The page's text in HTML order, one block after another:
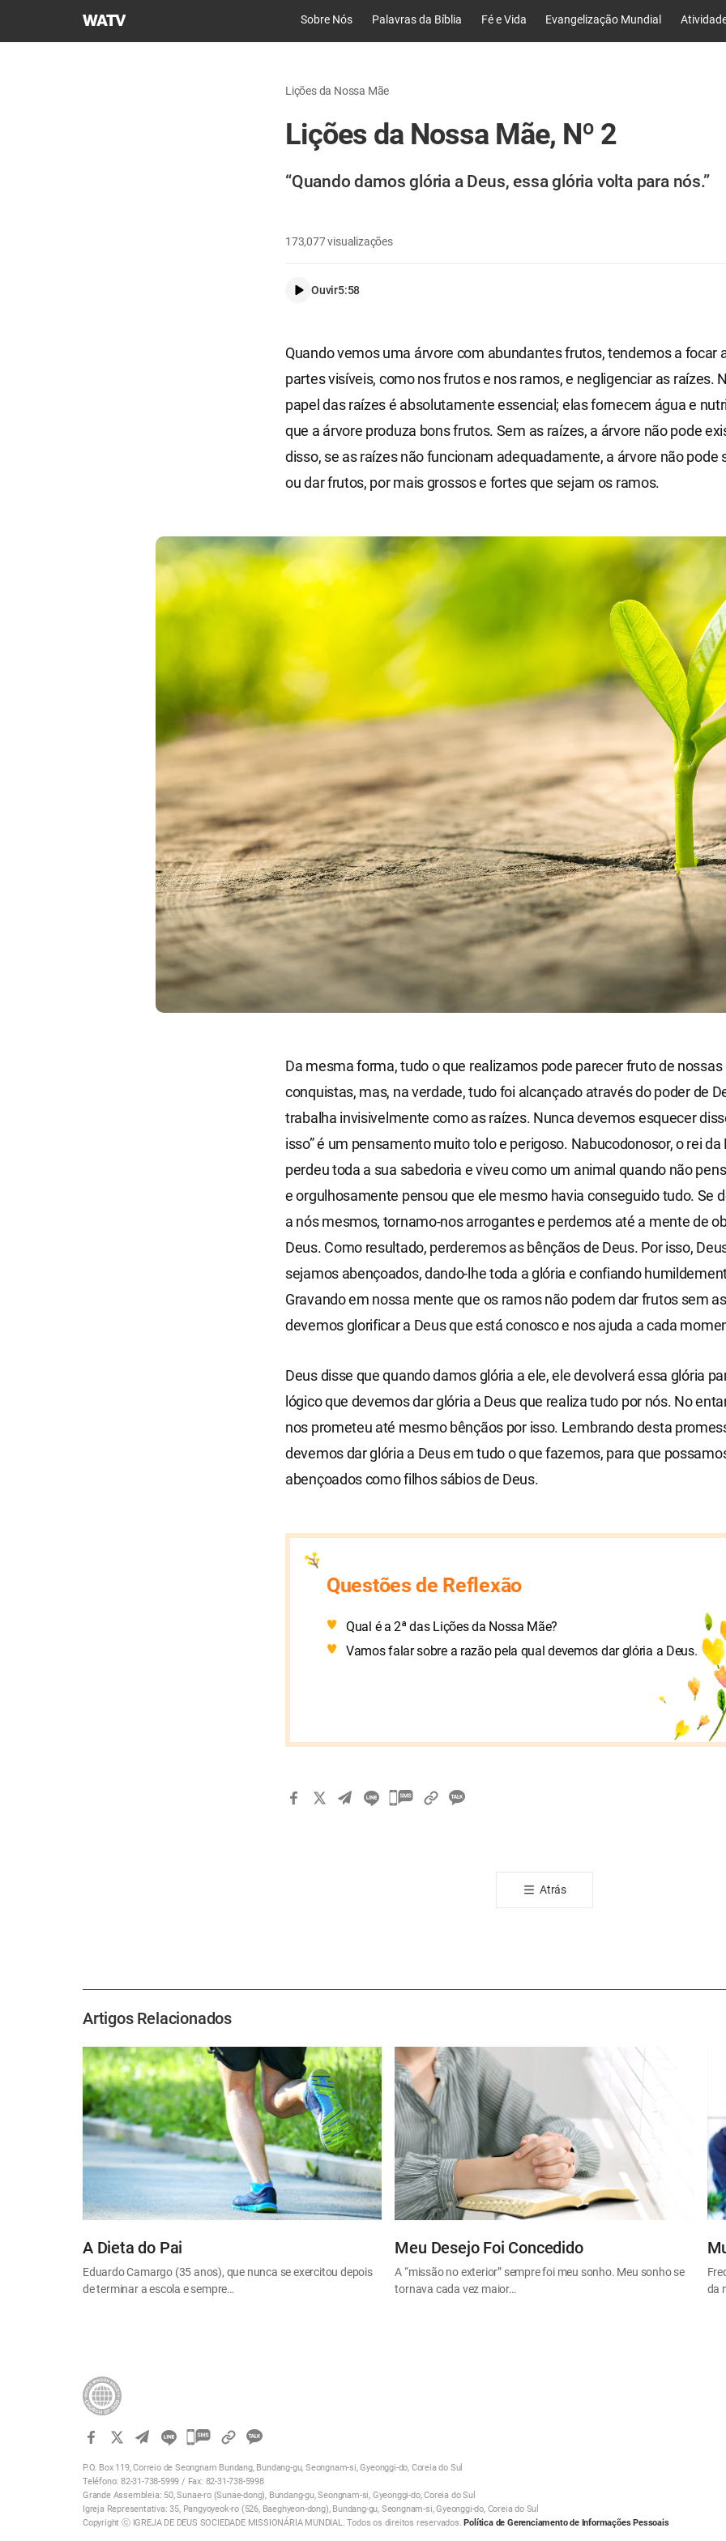
Igreja
Sobre Nós Palavras da Bíblia Fé e Vida Evangelização Mundial
Lições da Nossa Mãe
Lições da Nossa Mãe, Nº 2
“Quando damos glória a Deus, essa glória volta para nós.”
173,077visualizações
Ouvir5:58
Quando vemos uma árvore com abundantes frutos, tendemos a focar
partes visíveis, como n​​os frutos e nos ramos, e negligenciar as raízes.
papel das raízes é absolutamente essencial; elas fornecem água e
que a árvore produza bons frutos. Sem as raízes, a árvore não pode
disso, se as raízes não funcionam adequadamente, a árvore não pode
ou dar frutos, por mais grossos e fortes que sejam os ramos.
Da mesma forma, tudo o que realizamos pode parecer fruto de nossas
conquistas, mas, na verdade, tudo foi alcançado através do poder de
trabalha invisivelmente como as raízes. Nunca devemos esquecer
isso” é um pensamento muito tolo e perigoso. Nabucodonosor, o rei da
perdeu toda a sua sabedoria e viveu como um animal quando não
e orgulhosamente pensou que ele mesmo havia conseguido tudo. Se
a nós mesmos, tornamo-nos arrogantes e perdemos até a mente de
Deus. Como resultado, perderemos as bênçãos de Deus. Por isso,
sejamos abençoados, dando-lhe toda a glória e confiando
Gravando em nossa mente que os ramos não podem dar frutos sem
devemos glorificar a Deus que está conosco e nos ajuda a cada
Deus disse que quando damos glória a ele, ele devolverá essa glória
lógico que devemos dar glória a Deus que realiza tudo por nós. No
nos prometeu até mesmo bênçãos por isso. Lembrando desta
devemos dar glória a Deus em tudo o que fazemos, para que
abençoados como filhos sábios de Deus.
Questões de Reflexão
Qual é a 2ª das Lições da Nossa Mãe?
Vamos falar sobre a razão pela qual devemos dar glória a Deus.
카
Atrás
Artigos Relacionados
A Dieta do Pai
Eduardo Camargo (35 anos), que nunca se exercitou depois
de terminar a escola e sempre…
Meu Desejo Foi Concedido
A “missão no exterior” sempre foi meu sonho. Meu sonho se
tornava cada vez maior…
da
카
오
톡
공
P.O. Box 119, Correio de Seongnam Bundang, Bundang-gu, Seongnam-si, Gyeonggi-do, Coreia do Sul
Teléfono: 82-31-738-5999 / Fax: 82-31-738-5998
Grande Assembleia: 50, Sunae-ro (Sunae-dong), Bundang-gu, Seongnam-si, Gyeonggi-do, Coreia do Sul
Igreja Representativa: 35, Pangyoyeok-ro (526, Baeghyeon-dong), Bundang-gu, Seongnam-si, Gyeonggi-do, Coreia do Sul
Copyright ⓒ IGREJA DE DEUS SOCIEDADE MISSIONÁRIA MUNDIAL. Todos os direitos reservados. Política de Gerenciamento de Informações Pessoais